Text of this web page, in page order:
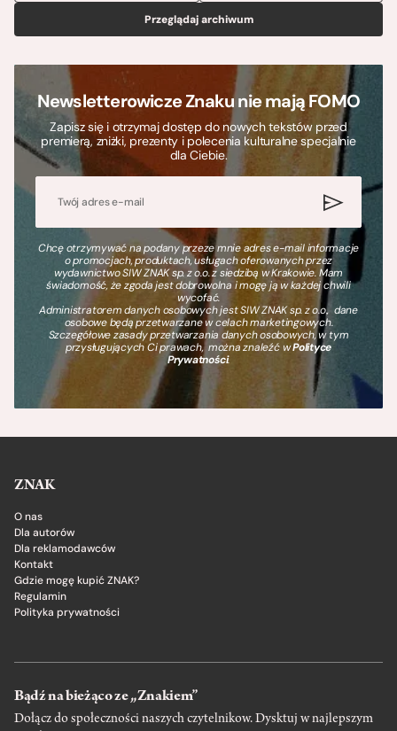
Przeglądaj archiwum
Newsletterowicze Znaku nie mają FOMO
Zapisz się i otrzymaj dostęp do nowych tekstów przed
premierą, zniżki, prezenty i polecenia kulturalne specjalnie
dla Ciebie.
Chcę otrzymywać na podany przeze mnie adres e-mail informacje
o promocjach, produktach, usługach oferowanych przez
wydawnictwo SIW ZNAK sp. z o.o. z siedzibą w Krakowie. Mam
świadomość, że zgoda jest dobrowolna i mogę ją w każdej chwili
wycofać.
Administratorem danych osobowych jest SIW ZNAK sp. z o.o., dane
osobowe będą przetwarzane w celach marketingowych.
Szczegółowe zasady przetwarzania danych osobowych, w tym
przysługujących Ci prawach, można znaleźć wPolityce
Prywatności.
ZNAK
O nas
Dla autorów
Dla reklamodawców
Kontakt
Gdzie mogę kupić ZNAK?
Regulamin
Polityka prywatności
Bądź na bieżąco ze „Znakiem”
Dołącz do społeczności naszych czytelnikow. Dysktuj w najlepszym